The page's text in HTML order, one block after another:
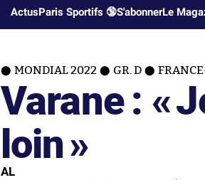
ActusParis Sportifs 🔞S'abonnerLe
MONDIAL 2022 GR. D
Varane : «
loin»
AL